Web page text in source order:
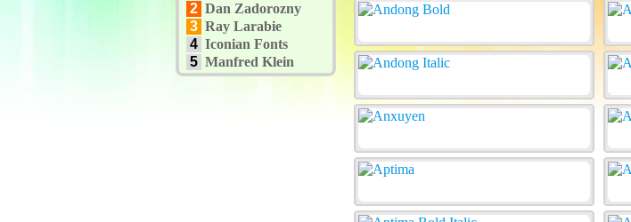
2 Dan Zadorozny
3 Ray Larabie
4 Iconian Fonts
5 Manfred Klein